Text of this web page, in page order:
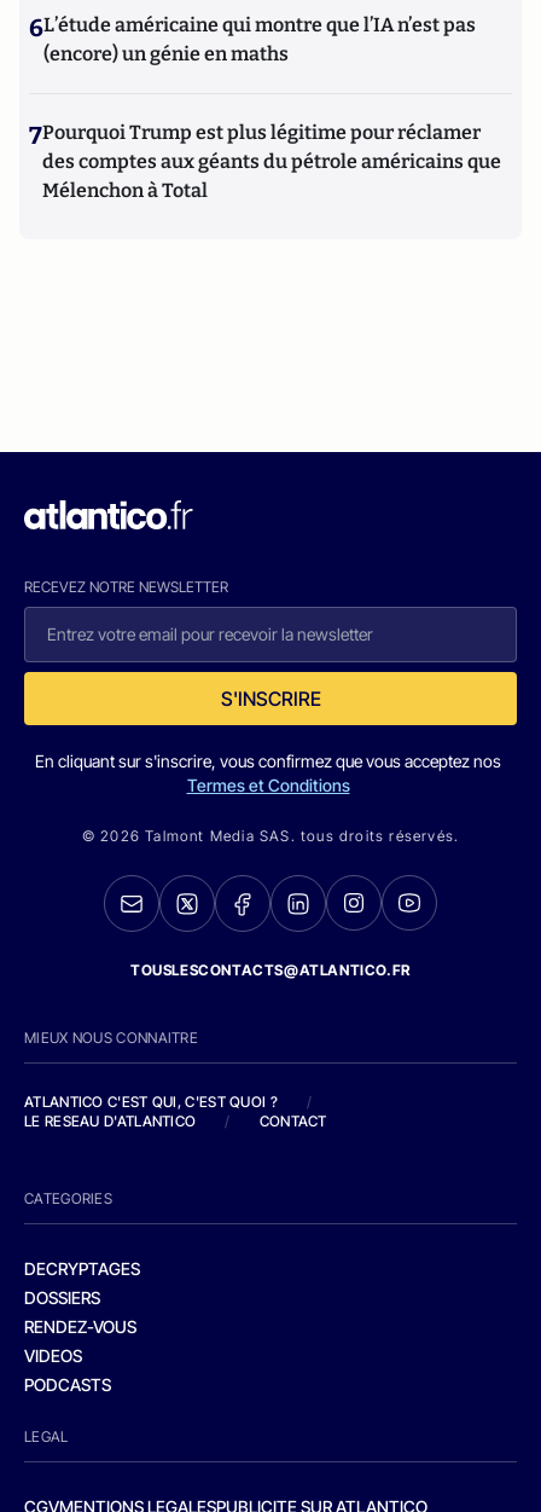
6L’étude américaine qui montre que l’IA n’est pas
(encore) un génie en maths
7Pourquoi Trump est plus légitime pour réclamer
des comptes aux géants du pétrole américains que
Mélenchon à Total
RECEVEZ NOTRE NEWSLETTER
S'INSCRIRE
En cliquant sur s'inscrire, vous confirmez que vous acceptez nos
Termes et Conditions
© 2026 Talmont Media SAS. tous droits réservés.
TOUSLESCONTACTS@ATLANTICO.FR
MIEUX NOUS CONNAITRE
ATLANTICO C'EST QUI, C'EST QUOI ?
/
LE RESEAU D'ATLANTICO
/ CONTACT
CATEGORIES
DECRYPTAGES
DOSSIERS
RENDEZ-VOUS
VIDEOS
PODCASTS
LEGAL
CGVMENTIONS LEGALESPUBLICITE SUR ATLANTICO